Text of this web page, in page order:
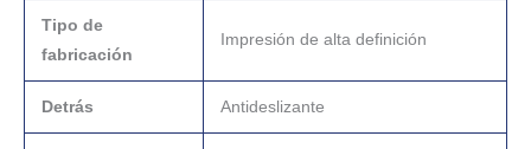
Tipo de
fabricación
Impresión de alta definición
Detrás Antideslizante